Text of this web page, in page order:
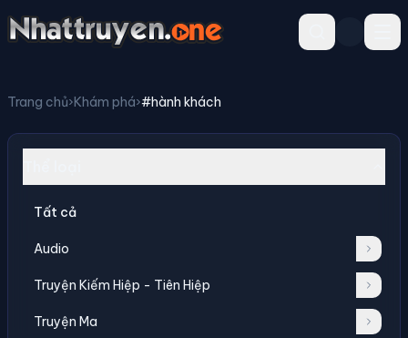
Trang chủ›Khám phá›#hành khách
Tất cả
Audio
Truyện Kiếm Hiệp - Tiên Hiệp
Truyện Ma